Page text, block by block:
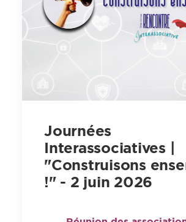
Journées
Interassociatives |
"Construisons
!" - 2 juin 2026